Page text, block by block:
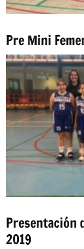
Pre Mini
Presentación
2019